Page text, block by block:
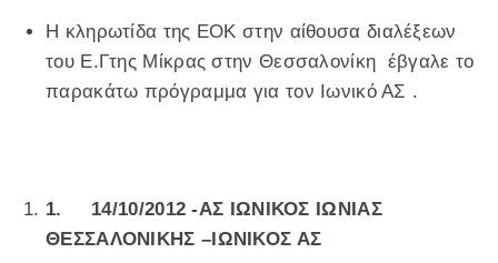
Η κληρωτίδα της ΕΟΚ στην αίθουσα διαλέξεων
του Ε.Γτης Μίκρας στην Θεσσαλονίκη έβγαλε το
παρακάτω πρόγραμμα για τον Ιωνικό ΑΣ .
1. 14/10/2012 -ΑΣ ΙΩΝΙΚΟΣ ΙΩΝΙΑΣ
ΘΕΣΣΑΛΟΝΙΚΗΣ –ΙΩΝΙΚΟΣ ΑΣ